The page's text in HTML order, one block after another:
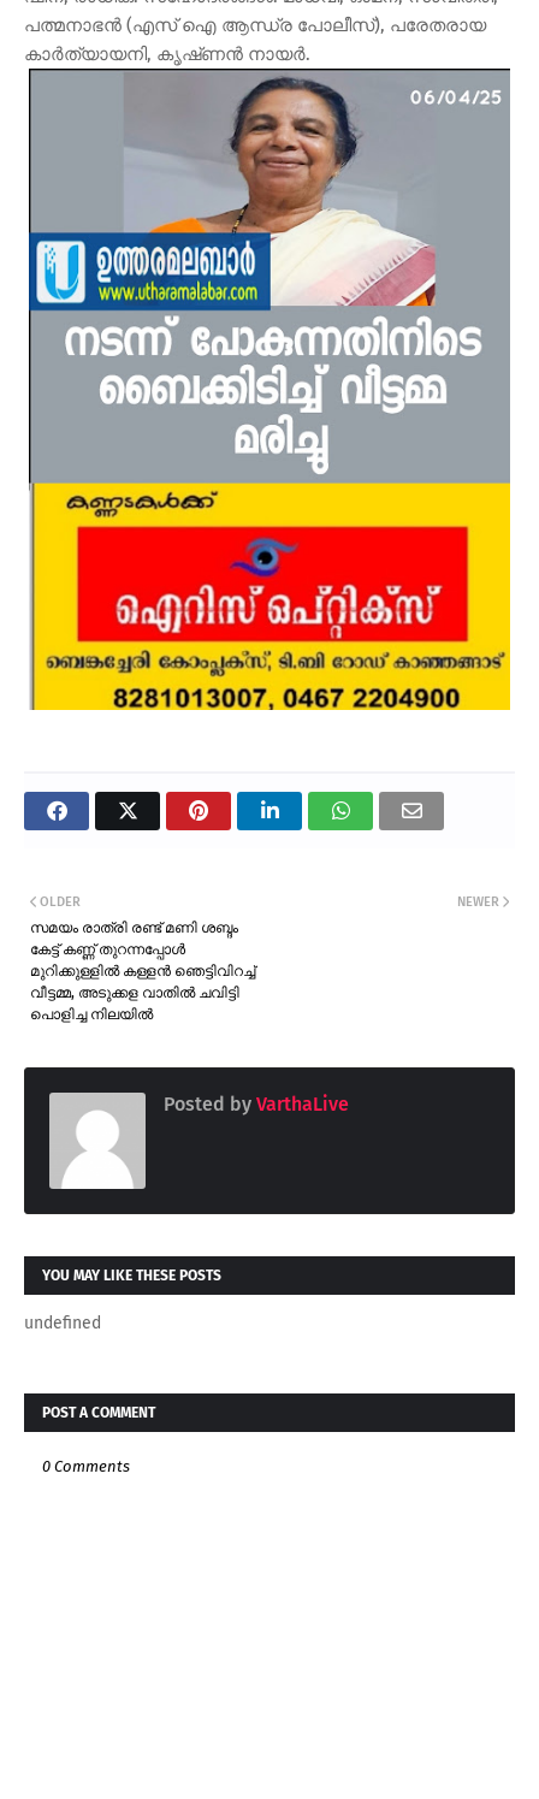
പത്മനാഭൻ (എസ് ഐ ആന്ധ്ര പോലീസ്), പരേതരായ
കാർത്യായനി, കൃഷ്‌ണൻ നായർ.
NEWER
OLDER
സമയം രാത്രി രണ്ട് മണി ശബ്ദം
കേട്ട് കണ്ണ് തുറന്നപ്പോൾ
മുറിക്കുള്ളിൽ കള്ളൻ ഞെട്ടിവിറച്ച്
വീട്ടമ്മ, അടുക്കള വാതിൽ ചവിട്ടി
പൊളിച്ച നിലയിൽ
Posted by VarthaLive
YOU MAY LIKE THESE POSTS
undefined
POST A COMMENT
0 Comments